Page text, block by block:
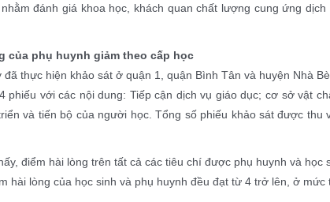
đánh giá khoa học, khách quan chất lượng cung ứng
của phụ huynh giảm theo cấp học
đã thực hiện khảo sát ở quận 1, quận Bình Tân và huyện Nhà
phiếu với các nội dung: Tiếp cận dịch vụ giáo dục; cơ sở vật
và tiến bộ của người học. Tổng số phiếu khảo sát được
điểm hài lòng trên tất cả các tiêu chí được phụ huynh và
hài lòng của học sinh và phụ huynh đều đạt từ 4 trở lên, ở mức